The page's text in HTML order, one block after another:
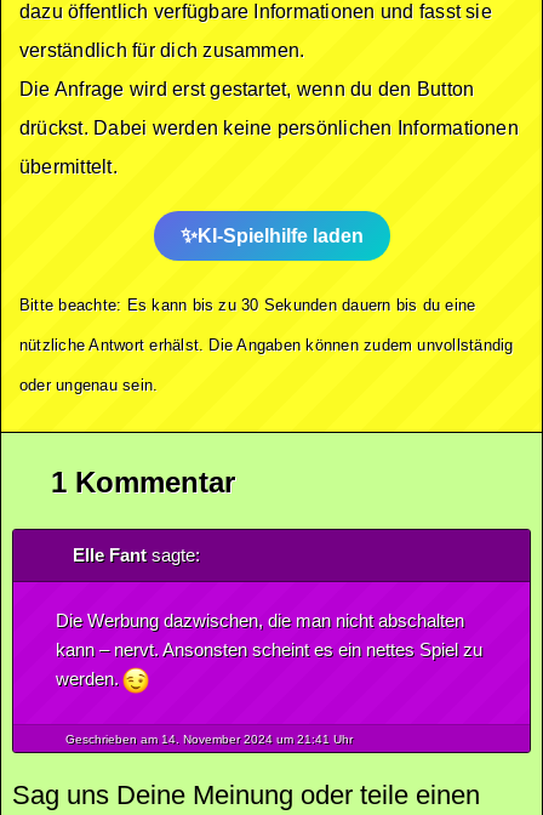
dazu öffentlich verfügbare Informationen und fasst sie
verständlich für dich zusammen.
Die Anfrage wird erst gestartet, wenn du den Button
drückst. Dabei werden keine persönlichen Informationen
übermittelt.
KI-Spielhilfe laden
Bitte beachte: Es kann bis zu 30 Sekunden dauern bis du eine
nützliche Antwort erhälst. Die Angaben können zudem unvollständig
oder ungenau sein.
1 Kommentar
Elle Fantsagte:
Die Werbung dazwischen, die man nicht abschalten
kann – nervt. Ansonsten scheint es ein nettes Spiel zu
werden.
Geschrieben am 14. November2024um 21:41 Uhr
Sag uns Deine Meinung oder teile einen